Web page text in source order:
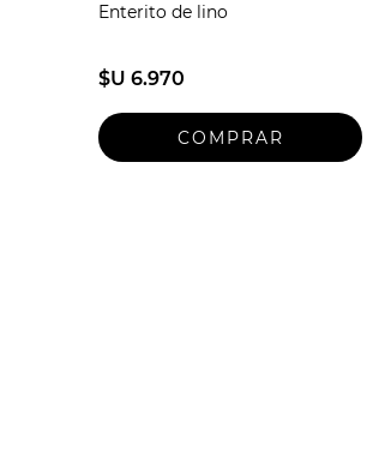
Enterito de lino
$U 6.970